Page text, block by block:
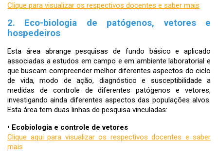
Clique para visualizar os respectivos docentes e saber mais
2. Eco-biologia de patógenos, vetores e
hospedeiros
Esta área abrange pesquisas de fundo básico e aplicado
associadas a estudos em campo e em ambiente laboratorial e
que buscam compreender melhor diferentes aspectos do ciclo
de vida, modo de ação, diagnóstico e susceptibilidade a
medidas de controle de diferentes patógenos e vetores,
investigando ainda diferentes aspectos das populações alvos.
Esta área tem duas linhas de pesquisa vinculadas:
• Ecobiologia e controle de vetores
Clique aqui para visualizar os respectivos docentes e saber
mais